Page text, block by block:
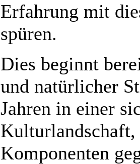
Erfahrung mit
spüren.
Dies beginnt
und natürlicher
Jahren in einer
Komponenten